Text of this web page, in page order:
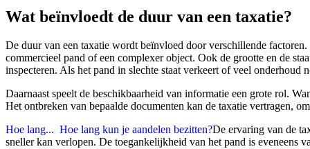
Wat beïnvloedt de duur van een taxatie?
De duur van een taxatie wordt beïnvloed door verschillende
commercieel pand of een complexer object. Ook de grootte en de
inspecteren. Als het pand in slechte staat verkeert of veel onderhoud
Daarnaast speelt de beschikbaarheid van informatie een grote rol.
Het ontbreken van bepaalde documenten kan de taxatie vertragen,
Hoe lang... Hoe lang kun je aandelen bezitten?De ervaring van de
sneller kan verlopen. De toegankelijkheid van het pand is eveneens